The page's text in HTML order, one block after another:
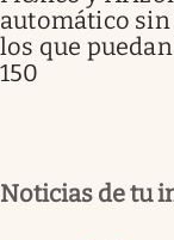
automático
los que
150
Noticias de tu